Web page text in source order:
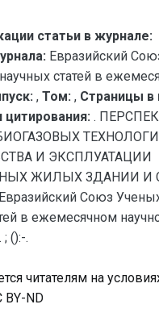
статьи в журнале:
Евразийский
статей в
, Том: , Страницы в
.
И ЭКСПЛУАТАЦИИ
ЖИЛЫХ ЗДАНИИ И
Союз
в ежемесячном
():-.
читателям на
BY-ND